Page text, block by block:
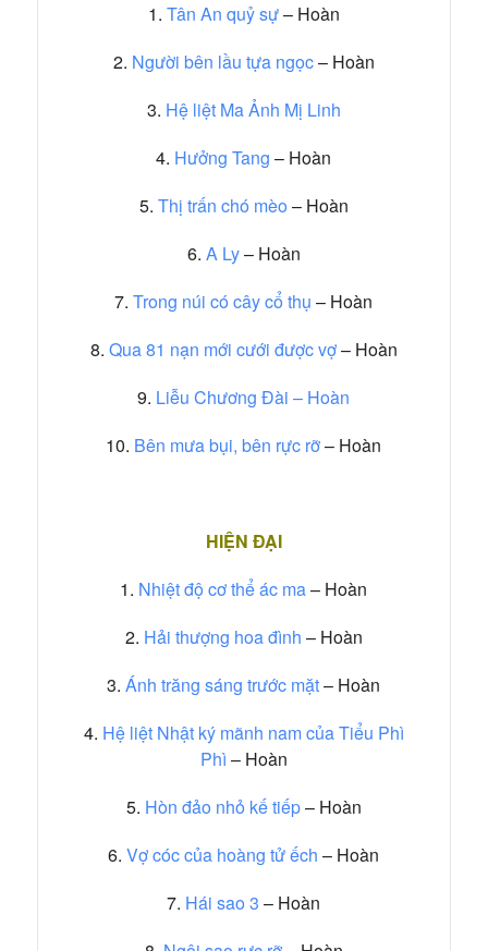
1. Tân An quỷ sự– Hoàn
2. Người bên lầu tựa ngọc– Hoàn
3. Hệ liệt Ma Ảnh Mị Linh
4. Hưởng Tang – Hoàn
5. Thị trấn chó mèo – Hoàn
6. A Ly– Hoàn
7.Trong núi có cây cổ thụ – Hoàn
8. Qua 81 nạn mới cưới được vợ– Hoàn
9. Liễu Chương Đài – Hoàn
10. Bên mưa bụi, bên rực rỡ– Hoàn
HIỆN ĐẠI
1. Nhiệt độ cơ thể ác ma– Hoàn
2. Hải thượng hoa đình – Hoàn
3.Ánh trăng sáng trước mặt– Hoàn
4. Hệ liệt Nhật ký mãnh nam của Tiểu Phì
Phì – Hoàn
5. Hòn đảo nhỏ kế tiếp– Hoàn
6.Vợ cóc của hoàng tử ếch – Hoàn
7. Hái sao 3 – Hoàn